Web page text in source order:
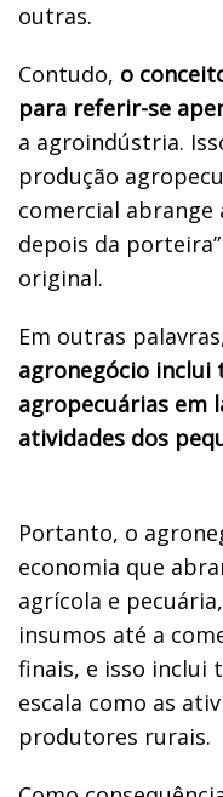
outras.
Contudo, o
para referir-se
a agroindústria.
produção
comercial abrange
depois da
original.
Em outras
agronegócio inclui
agropecuárias em
atividades dos
Portanto, o
economia que
agrícola e
insumos até a
finais, e isso inclui
escala como as
produtores rurais.